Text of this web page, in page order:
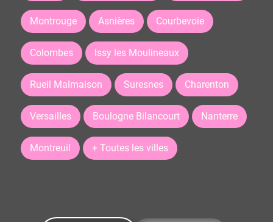
Montrouge Asnières Courbevoie
Colombes Issy les Moulineaux
Rueil Malmaison Suresnes Charenton
Versailles Boulogne Bilancourt Nanterre
Montreuil + Toutes les villes